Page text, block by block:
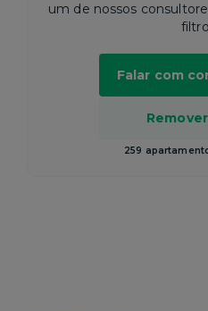
um de nossos
259
Falar com